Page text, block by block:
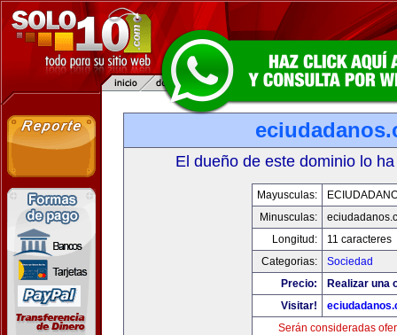
El dueño de este dominio lo
Mayusculas:
Minusculas:
Longitud:
11 caracteres
Categorias:
Sociedad
Precio:
Realizar una
Visitar!
Serán consideradas